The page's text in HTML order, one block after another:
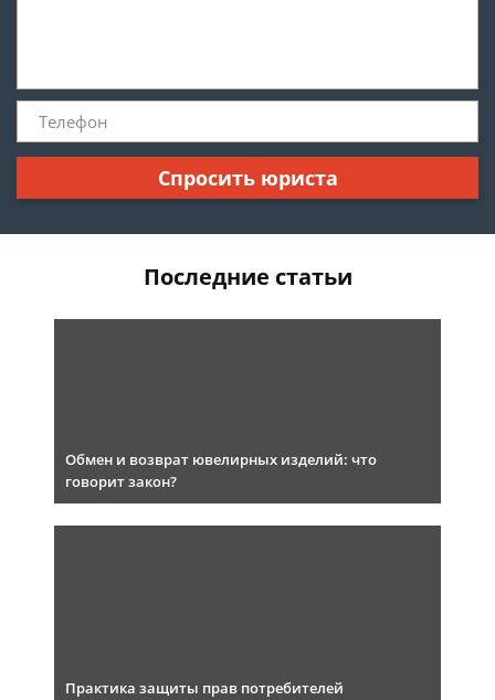
Спросить юриста
Последние статьи
Обмен и возврат ювелирных изделий: что
говорит закон?
Практика защиты прав потребителей